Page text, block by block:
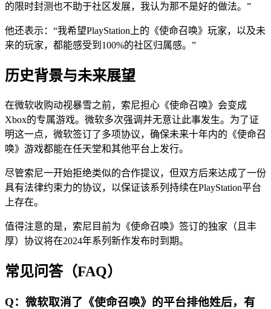
的限时封测也不助于社区发展，我认为那不是好的做法。”
他还表示：“我希望PlayStation上的《使命召唤》玩家，以及未
来的玩家，都能感受到100%的社区归属感。”
历史背景与未来展望
在微软收购动视暴雪之前，索尼担心《使命召唤》会变成
Xbox的专属游戏。微软多次强调并无意让此事发生。为了证
明这一点，微软签订了多项协议，确保未来十年内的《使命召
唤》游戏都能在任天堂和其他平台上发行。
尽管索尼一开始拒绝类似的合作提议，但双方后来达成了一份
具有法律约束力的协议，以保证该系列持续在PlayStation平台
上存在。
值得注意的是，索尼目前为《使命召唤》签订的独家（且丰
厚）协议将在2024年系列新作发布时到期。
常见问答（FAQ）
Q：微软取消了《使命召唤》的平台排他姓后，有